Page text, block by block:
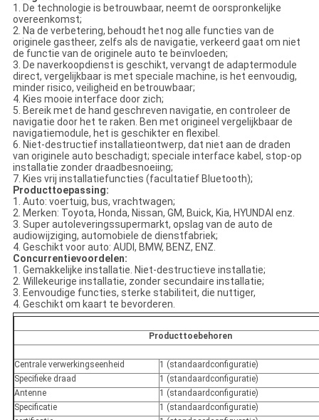
1. De technologie is betrouwbaar, neemt de oorspronkelijke
overeenkomst;
2. Na de verbetering, behoudt het nog alle functies van de
originele gastheer, zelfs als de navigatie, verkeerd gaat om niet
de functie van de originele auto te beïnvloeden;
3. De naverkoopdienst is geschikt, vervangt de adaptermodule
direct, vergelijkbaar is met speciale machine, is het eenvoudig,
minder risico, veiligheid en betrouwbaar;
4. Kies mooie interface door zich;
5. Bereik met de hand geschreven navigatie, en controleer de
navigatie door het te raken. Ben met origineel vergelijkbaar de
navigatiemodule, het is geschikter en flexibel.
6. Niet-destructief installatieontwerp, dat niet aan de draden
van originele auto beschadigt; speciale interface kabel, stop-op
installatie zonder draadbesnoeiing;
7. Kies vrij installatiefuncties (facultatief Bluetooth);
Producttoepassing:
1. Auto: voertuig, bus, vrachtwagen;
2. Merken: Toyota, Honda, Nissan, GM, Buick, Kia, HYUNDAI enz.
3. Super autoleveringssupermarkt, opslag van de auto de
audiowijziging, automobiele de dienstfabriek;
4. Geschikt voor auto: AUDI, BMW, BENZ, ENZ.
Concurrentievoordelen:
1. Gemakkelijke installatie. Niet-destructieve installatie;
2. Willekeurige installatie, zonder secundaire installatie;
3. Eenvoudige functies, sterke stabiliteit, die nuttiger,
4. Geschikt om kaart te bevorderen.
Producttoebehoren
Centrale verwerkingseenheid
1 (standaardconfiguratie)
Specifieke draad
1 (standaardconfiguratie)
Antenne
1 (standaardconfiguratie)
Specificatie
1 (standaardconfiguratie)